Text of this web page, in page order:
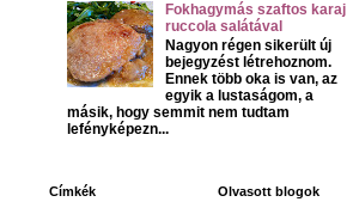
Fokhagymás szaftos karaj
ruccola salátával
Nagyon régen sikerült új
bejegyzést létrehoznom.
Ennek több oka is van, az
egyik a lustaságom, a
másik, hogy semmit nem tudtam
lefényképezn...
Címkék Olvasott blogok